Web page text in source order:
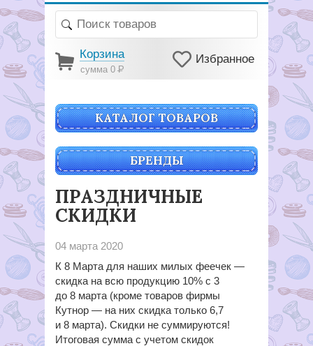
Корзина
сумма 0Р
Избранное
КАТАЛОГ ТОВАРОВ
БРЕНДЫ
ПРАЗДНИЧНЫЕ
СКИДКИ
04 марта 2020
К 8 Марта для наших милых феечек —
скидка на всю продукцию 10% с 3
до 8 марта (кроме товаров фирмы
Кутнор — на них скидка только 6,7
и 8 марта). Скидки не суммируются!
Итоговая сумма с учетом скидок